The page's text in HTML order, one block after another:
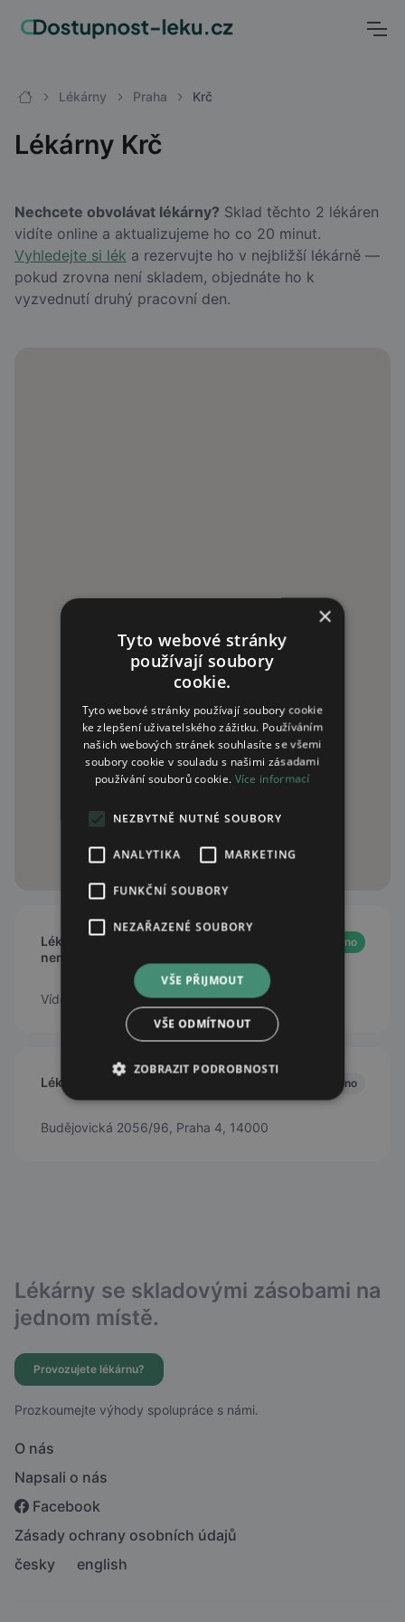
Lékárny Praha Krč
Lékárny Krč
Nechcete obvolávat lékárny? Sklad těchto 2 lékáren
vidíte online a aktualizujeme ho co 20 minut.
Vyhledejte si lék a rezervujte ho v nejbližší lékárně —
pokud zrovna není skladem, objednáte ho k
vyzvednutí druhý pracovní den.
Lékárna Fakultní Thomayerovy
nemocnice
Otevřeno
Vídeňská 800, 140 59 Praha 4 - Krč
Lékárna Medispot Budějovická Zavřeno
Budějovická 2056/96, Praha 4, 14000
Lékárny se skladovými zásobami na
jednom místě.
Provozujete lékárnu?
Prozkoumejte výhody spolupráce s námi.
O nás
Napsali o nás
Facebook
Zásady ochrany osobních údajů
česky
english
×
Tyto webové stránky
používají soubory
cookie.
Tyto webové stránky používají soubory cookie
ke zlepšení uživatelského zážitku. Používáním
našich webových stránek souhlasíte se všemi
soubory cookie v souladu s našimi zásadami
používání souborů cookie. Více informací
NEZBYTNĚ NUTNÉ SOUBORY
ANALYTIKA MARKETING
FUNKČNÍ SOUBORY
NEZAŘAZENÉ SOUBORY
VŠE PŘIJMOUT
VŠE ODMÍTNOUT
ZOBRAZIT PODROBNOSTI